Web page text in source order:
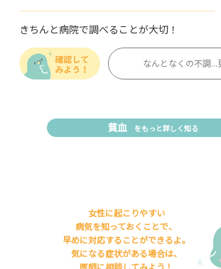
きちんと病院で調べることが大切！
なんとなくの不調...
貧血 をもっと詳しく知る
女性に起こりやすい
病気を知っておくことで、
早めに対応することができるよ。
気になる症状がある場合は、
医師に相談してみよう！